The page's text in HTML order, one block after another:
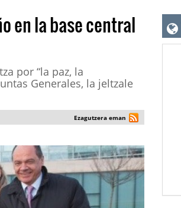
en la base central
por “la paz, la
Generales, la jeltzale
Ezagutzera eman